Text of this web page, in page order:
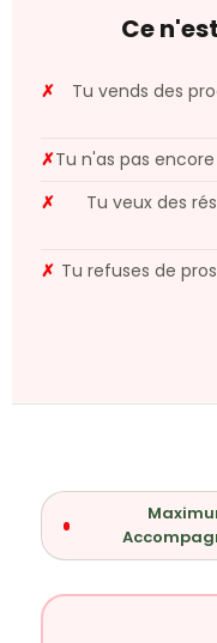
Ce
✗
Tu vends des
✗Tu n'as pas
✗
Tu veux des
✗ Tu refuses de